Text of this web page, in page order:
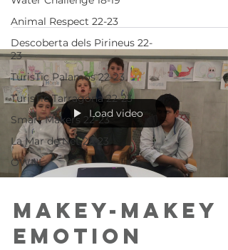
Animal Respect 22-23
Descoberta dels Pirineus 22-
23
TurisTic Palamós 22-23
TurisTic Tarragona 22-23
Smart Makers 22-23
La Mar de Net 22-23
OWNI
Load video
Makey-Makey
Emotion